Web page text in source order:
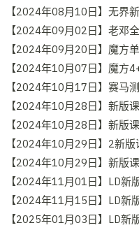
【2024年08月10日】无界
【2024年09月02日】老邓
【2024年09月20日】魔方
【2024年10月07日】魔方
【2024年10月17日】赛马
【2024年10月28日】新版
【2024年10月28日】新版
【2024年10月29日】2新
【2024年10月29日】新版
【2024年11月01日】LD新
【2024年11月15日】LD新
【2025年01月03日】LD新